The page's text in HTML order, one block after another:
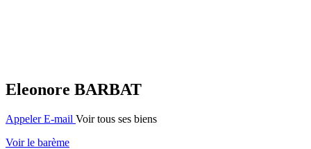
Eleonore BARBAT
Appeler E-mail Voir tous ses biens
Voir le barème